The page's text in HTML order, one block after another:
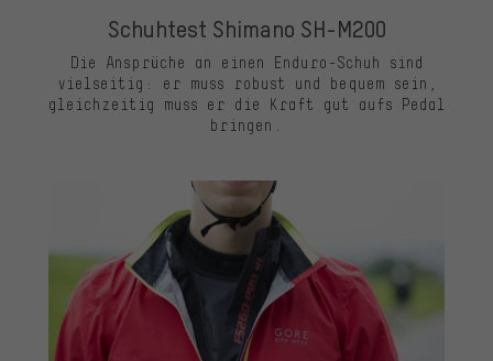
Schuhtest Shimano SH-M200
Die Ansprüche an einen Enduro-Schuh sind
vielseitig: er muss robust und bequem sein,
gleichzeitig muss er die Kraft gut aufs Pedal
bringen.